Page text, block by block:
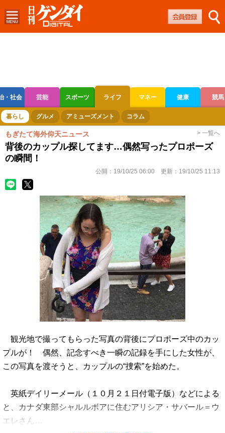
・社会 芸能 スポーツ ライフ マネー 健康 競馬
ボートレース 競輪 オートレース
暮らし グルメ アミューズメント コラム
もぎたて海外仰天ニュース > 一覧へ
背後のカップル探してます…偶然写ったプロポーズ
の瞬間！
公開： 19/10/25 06:00 更新： 19/10/25 11:13
観光地で撮ってもらった写真の背後にプロポーズ中のカッ
プルが！ 偶然、記念すべき一瞬の記録を手にした女性が、
この写真を渡そうと、カップルの“捜索”を始めた。
英紙デイリーメール（１０月２１日付電子版）などによる
と、カナダ東部シャルルボアに住むアリシア・サバール＝ウ
エレさん…